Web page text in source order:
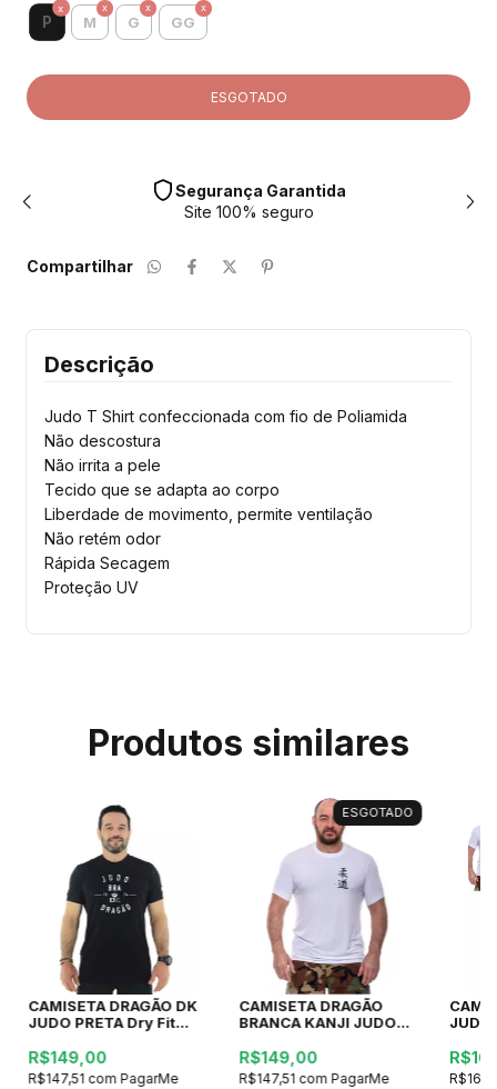
P M G GG
Segurança Garantida
Site 100% seguro
Compartilhar
Descrição
Judo T Shirt confeccionada com fio de Poliamida
Não descostura
Não irrita a pele
Tecido que se adapta ao corpo
Liberdade de movimento, permite ventilação
Não retém odor
Rápida Secagem
Proteção UV
Produtos similares
CAMISETA DRAGÃO DK
JUDO PRETA Dry Fit
R$149,00
R$147,51 com PagarMe
ESGOTADO
CAMISETA DRAGÃO
BRANCA KANJI JUDO
R$149,00
R$147,51 com PagarMe
JUDO